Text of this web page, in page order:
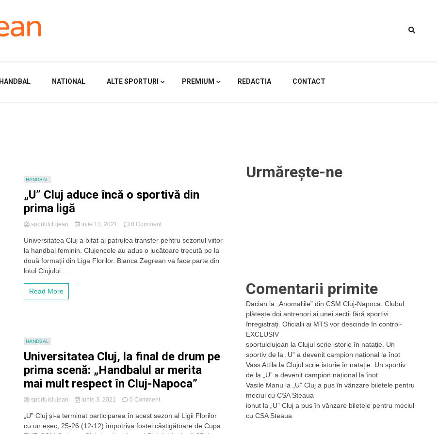
HANDBAL NATIONAL ALTE SPORTURI PREMIUM REDACTIA CONTACT
HANDBAL
„U” Cluj aduce încă o sportivă din
prima ligă
sportulclujean iulie 13, 2021 0 Commenton
Cluj
aduce
încă
Universitatea Cluj a bifat al patrulea transfer pentru sezonul viitor
la handbal feminin. Clujencele au adus o jucătoare trecută pe la
două formații din Liga Florilor. Bianca Zegrean va face parte din
lotul Clujului...
Read More
HANDBAL
Universitatea Cluj, la final de drum pe
prima scenă: „Handbalul ar merita
mai mult respect în Cluj-Napoca”
sportulclujean iunie 3, 2021 0 Commenton
Cluj,
la
„U” Cluj și-a terminat participarea în acest sezon al Ligii Florilor
cu un eșec, 25-26 (12-12) împotriva fostei câștigătoare de Cupa
Urmărește-ne
Comentarii primite
Dacian la
„Anomaliile” din CSM Cluj-Napoca. Clubul
plătește doi antrenori ai unei secții fără sportivi
înregistrați. Oficialii ai MTS vor descinde în control-
EXCLUSIV
sportulclujean la Clujul scrie istorie în natație. Un
sportiv de la „U” a devenit campion național la înot
Vass Attila la Clujul scrie istorie în natație. Un sportiv
de la „U” a devenit campion național la înot
Vasile Manu la
„U” Cluj a pus în vânzare biletele pentru
meciul cu CSA Steaua
ionut la
„U” Cluj a pus în vânzare biletele pentru meciul
cu CSA Steaua